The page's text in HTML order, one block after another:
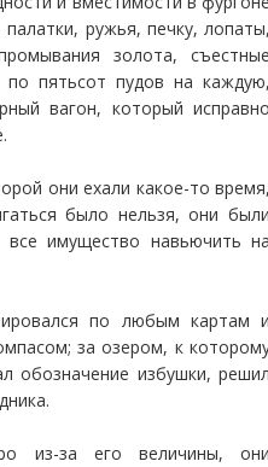
ружья, печку,
золота,
пятьсот пудов на
вагон, который
они ехали какое-то
было нельзя, они
имущество навьючить
по любым картам
за озером, к
обозначение избушки,
из-за его величины,